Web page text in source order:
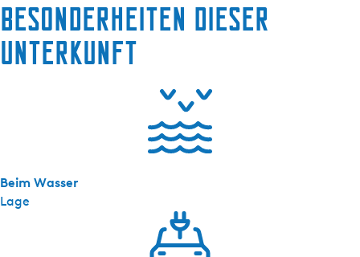
Besonderheiten dieser
Unterkunft
Lage
Beim Wasser
o
n
s
k
n